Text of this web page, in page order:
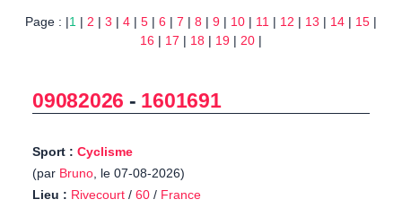
Page : |1 | 2 | 3 | 4 | 5 | 6 | 7 | 8 | 9 | 10 | 11 | 12 | 13 | 14 | 15 |
16 | 17 | 18 | 19 | 20 |
09082026 - 1601691
Sport : Cyclisme
(par Bruno, le 07-08-2026)
Lieu : Rivecourt / 60 / France